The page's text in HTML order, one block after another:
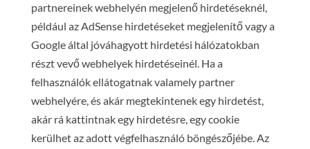
partnereinek webhelyén megjelenő hirdetéseknél,
például az AdSense hirdetéseket megjelenítő vagy a
Google által jóváhagyott hirdetési hálózatokban
részt vevő webhelyek hirdetéseinél. Ha a
felhasználók ellátogatnak valamely partner
webhelyére, és akár megtekintenek egy hirdetést,
akár rá kattintnak egy hirdetésre, egy cookie
kerülhet az adott végfelhasználó böngészőjébe. Az